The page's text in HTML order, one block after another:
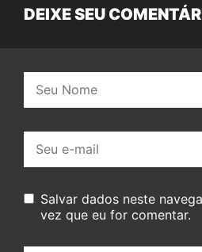
DEIXE SEU
mail:
Salvar dados neste
vez que eu for comentar.